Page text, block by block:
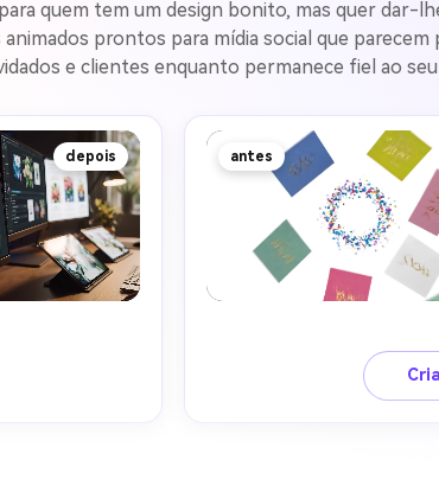
quem tem um design bonito, mas quer dar-
prontos para mídia social que
e clientes enquanto permanece fiel ao
depois antes